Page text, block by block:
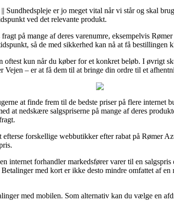
Sundhedspleje er jo meget vital når vi står og skal
ved det relevante produkt.
på mange af deres varenumre, eksempelvis
så de med sikkerhed kan nå at få bestillingen
oftest kun når du køber for et konkret beløb. I øvrigt
– er at få dem til at bringe din ordre til et
at finde frem til de bedste priser på flere internet
at nedskære salgspriserne på mange af deres
forskellige webbutikker efter rabat på Rømer
internet forhandler markedsfører varer til en
med kort er ikke desto mindre omfattet af
med mobilen. Som alternativ kan du vælge en